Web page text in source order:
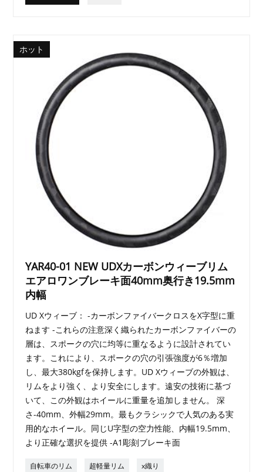
ホット
YAR40-01 NEW UDXカーボンウィーブリム
エアロワンブレーキ面40mm奥行き19.5mm
内幅
UD Xウィーブ： -カーボンファイバークロスをX字型に重
ねます -これらの注意深く織られたカーボンファイバーの
層は、スポークの穴に均等に重なるように設計されてい
ます。これにより、スポークの穴の引張強度が6％増加
し、最大380kgfを保持します。UD Xウィーブの外観は、
リムをより強く、より安全にします。遠安の技術に基づ
いて、この外観はホイールに重量を追加しません。 深
さ-40mm、外幅29mm。最もクラシックで人気のある実
用的なホイール。同じU字型の空力性能、内幅19.5mm、
より正確な選択を提供 -A1彫刻ブレーキ面
自転車のリム 超軽量リム x織り